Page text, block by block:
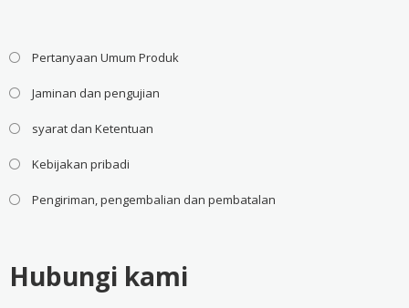
Pertanyaan Umum Produk
Jaminan dan pengujian
syarat dan Ketentuan
Kebijakan pribadi
Pengiriman, pengembalian dan pembatalan
Hubungi kami